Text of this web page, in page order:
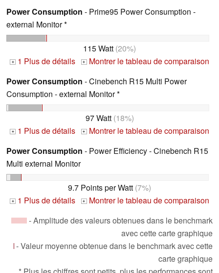
Power Consumption - Prime95 Power Consumption -
external Monitor *
115 Watt (20%)
+ 1 Plus de détails + Montrer le tableau de comparaison
Power Consumption - Cinebench R15 Multi Power
Consumption - external Monitor *
97 Watt(18%)
+ 1 Plus de détails + Montrer le tableau de comparaison
Power Consumption - Power Efficiency - Cinebench R15
Multi external Monitor
9.7 Points per Watt (7%)
+ 1 Plus de détails + Montrer le tableau de comparaison
- Amplitude des valeurs obtenues dans le benchmark
avec cette carte graphique
- Valeur moyenne obtenue dans le benchmark avec cette
carte graphique